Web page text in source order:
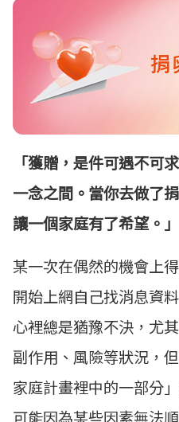
「獲贈，是件可遇不可
一念之間。當你去做了
讓一個家庭有了希望。」
某一次在偶然的機會上
開始上網自己找消息資
心裡總是猶豫不決，尤
副作用、風險等狀況，
家庭計畫裡中的一部分
可能因為某些因素無法